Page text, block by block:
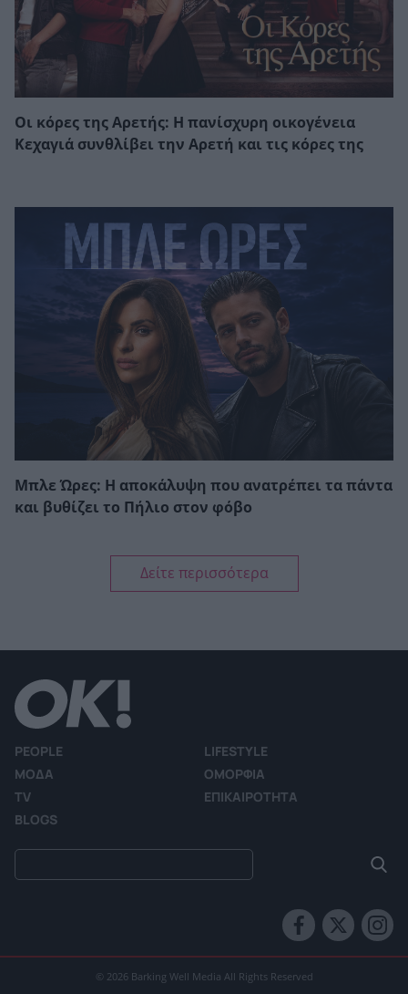
Οι κόρες της Αρετής: Η πανίσχυρη οικογένεια
Κεχαγιά συνθλίβει την Αρετή και τις κόρες της
Μπλε Ώρες: Η αποκάλυψη που ανατρέπει τα πάντα
και βυθίζει το Πήλιο στον φόβο
Δείτε περισσότερα
PEOPLE
LIFESTYLE
ΜΟΔΑ
ΟΜΟΡΦΙΑ
TV
ΕΠΙΚΑΙΡΟΤΗΤΑ
BLOGS
© 2026 Barking Well Media All Rights Reserved